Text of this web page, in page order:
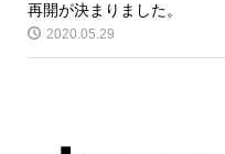
再開が決まりました。
2020.05.29